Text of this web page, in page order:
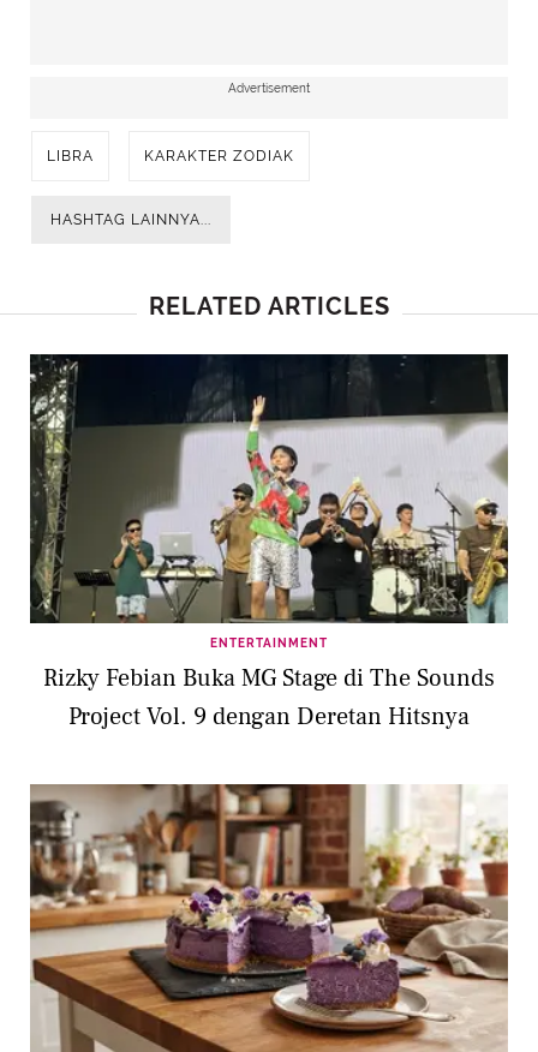
Advertisement
LIBRA KARAKTER ZODIAK
HASHTAG LAINNYA...
RELATED ARTICLES
ENTERTAINMENT
Rizky Febian Buka MG Stage di The Sounds
Project Vol. 9 dengan Deretan Hitsnya